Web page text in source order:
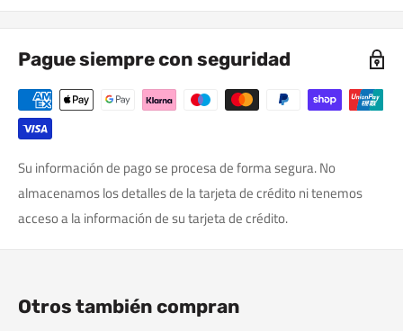
Pague siempre con seguridad
Su información de pago se procesa de forma segura. No
almacenamos los detalles de la tarjeta de crédito ni tenemos
acceso a la información de su tarjeta de crédito.
Otros también compran